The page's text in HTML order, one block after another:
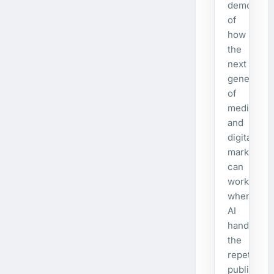
of
how
the
next
generation
of
media
and
digital
marketing
can
work
when
AI
handles
the
repetitive
publishing